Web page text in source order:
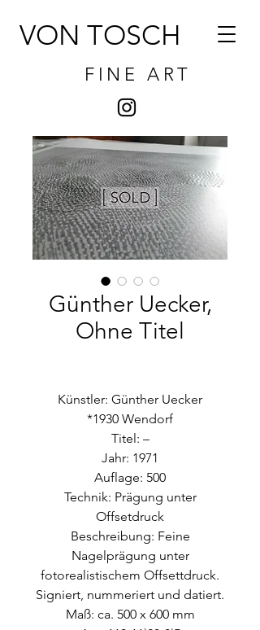
VON TOSCH
FINE ART
Günther Uecker,
Ohne Titel
Künstler: Günther Uecker
*1930 Wendorf
Titel: –
Jahr: 1971
Auflage: 500
Technik: Prägung unter
Offsetdruck
Beschreibung: Feine
Nagelprägung unter
fotorealistischem Offsettdruck.
Signiert, nummeriert und datiert.
Maß: ca. 500 x 600 mm